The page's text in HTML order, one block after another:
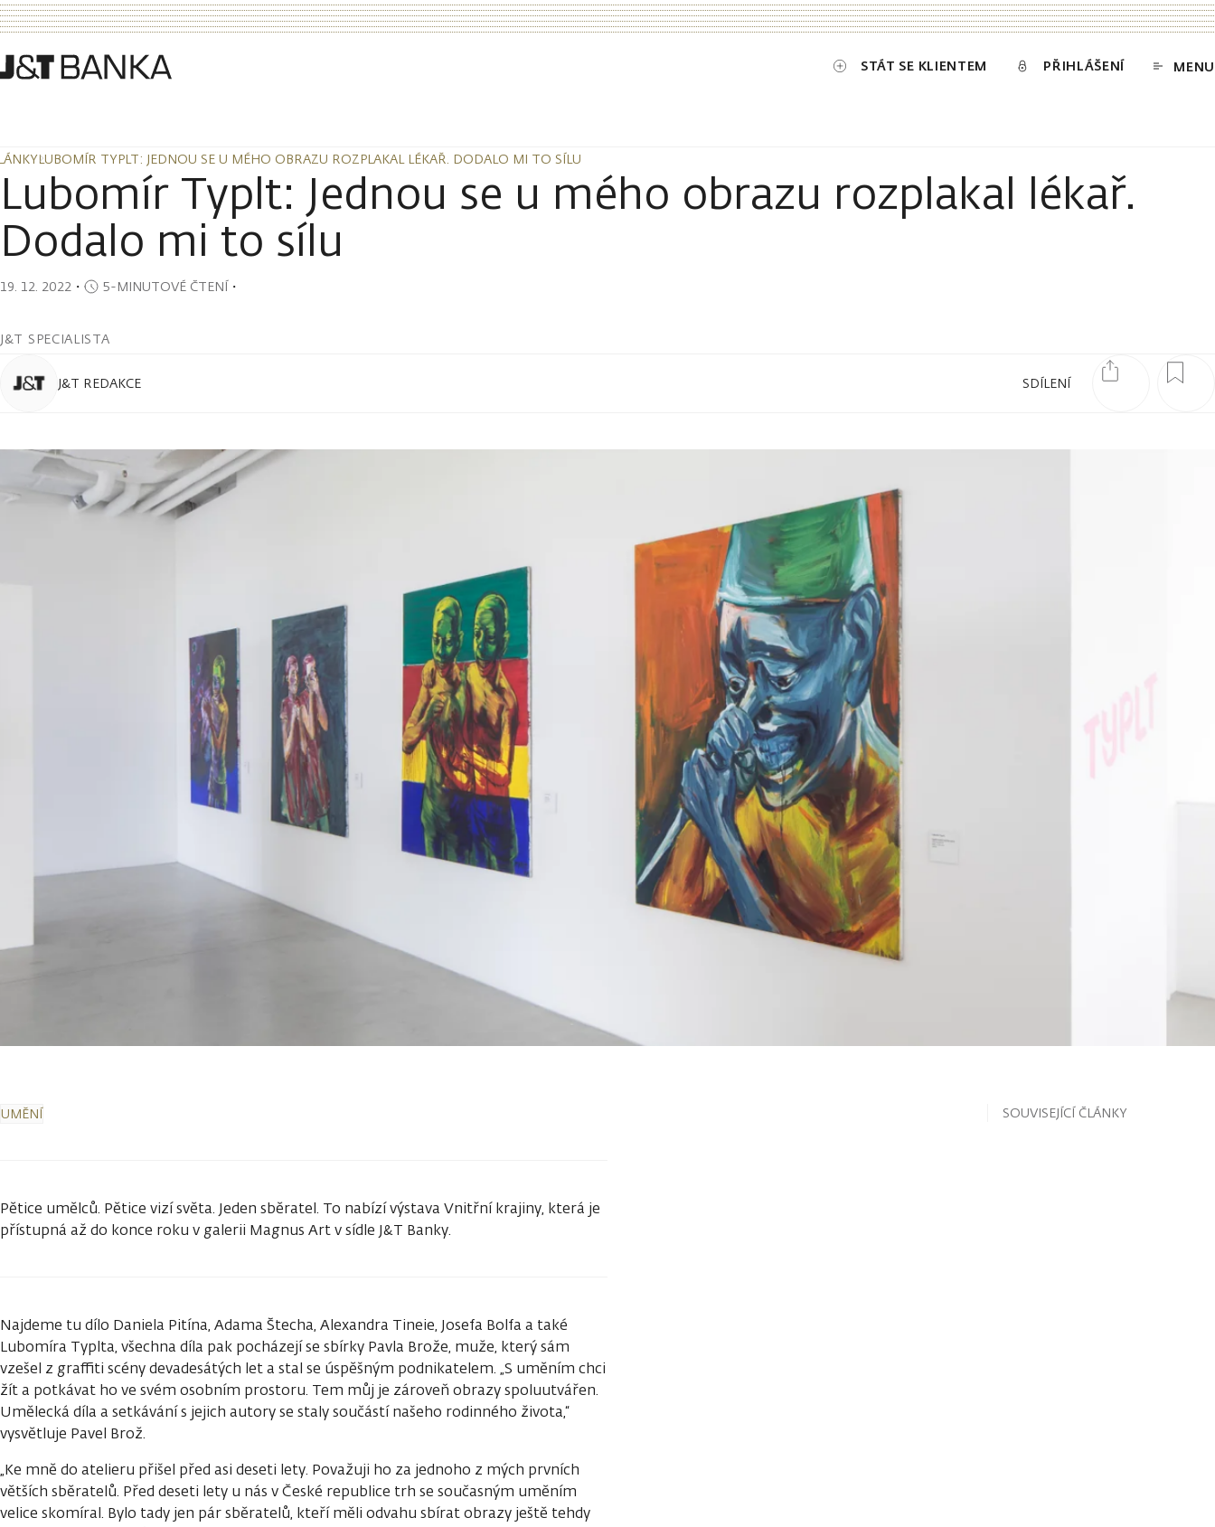
STÁT SE KLIENTEM PŘIHLÁŠENÍ MENU
LUBOMÍR TYPLT: JEDNOU SE U MÉHO OBRAZU ROZPLAKAL LÉKAŘ. DODALO MI TO SÍLU
Lubomír Typlt: Jednou se u mého obrazu rozplakal lékař.
Dodalo mi to sílu
19. 12. 2022 ・ 5-MINUTOVÉ ČTENÍ・
J&T SPECIALISTA
SDÍLENÍ
J&T REDAKCE
UMĚNÍ
Pětice umělců. Pětice vizí světa. Jeden sběratel. To nabízí výstava Vnitřní krajiny, která je
přístupná až do konce roku v galerii Magnus Art v sídle J&T Banky.
Najdeme tu dílo Daniela Pitína, Adama Štecha, Alexandra Tineie, Josefa Bolfa a také
Lubomíra Typlta, všechna díla pak pocházejí se sbírky Pavla Brože, muže, který sám
vzešel z graffiti scény devadesátých let a stal se úspěšným podnikatelem. „S uměním chci
žít a potkávat ho ve svém osobním prostoru. Tem můj je zároveň obrazy spoluutvářen.
Umělecká díla a setkávání s jejich autory se staly součástí našeho rodinného života,“
vysvětluje Pavel Brož.
„Ke mně do atelieru přišel před asi deseti lety. Považuji ho za jednoho z mých prvních
větších sběratelů. Před deseti lety u nás v České republice trh se současným uměním
velice skomíral. Bylo tady jen pár sběratelů, kteří měli odvahu sbírat obrazy ještě tehdy
SOUVISEJÍCÍ ČLÁNKY